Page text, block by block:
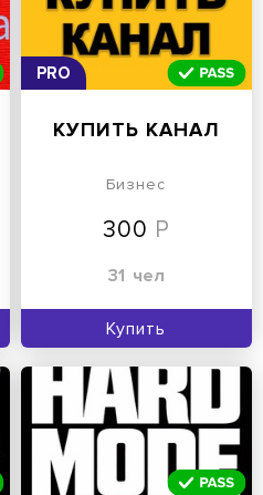
PRO
КУПИТЬ КАНАЛ
Бизнес
300
31 чел
Купить